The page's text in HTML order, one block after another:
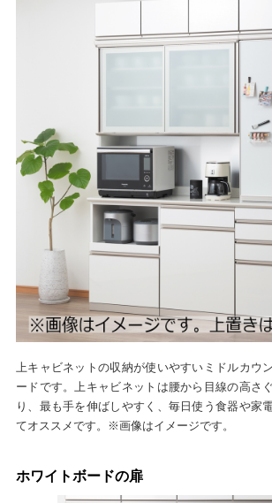
上キャビネットの収納が使いやすいミドルカウ
ードです。上キャビネットは腰から目線の高さ
り、最も手を伸ばしやすく、毎日使う食器や家
てオススメです。※画像はイメージです。
ホワイトボードの扉